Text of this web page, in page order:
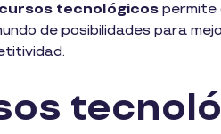
tecnológicos permite
de posibilidades para